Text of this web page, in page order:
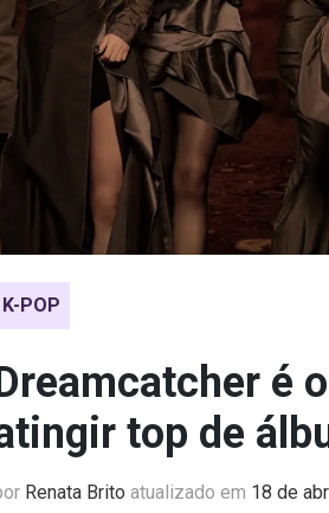
K-POP
é
top de
Renata Brito atualizado em 18 de